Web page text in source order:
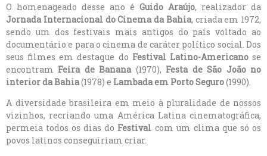
O homenageado desse ano é Guido Araújo, realizador da
Jornada Internacional do Cinema da Bahia, criada em 1972,
sendo um dos festivais mais antigos do país voltado ao
documentário e para o cinema de caráter político social. Dos
seus filmes em destaque do Festival Latino-Americanose
encontram Feira de Banana(1970), Festa de São João no
interior da Bahia(1978) e Lambada em Porto Seguro(1990).
A diversidade brasileira em meio à pluralidade de nossos
vizinhos, recriando uma América Latina cinematográfica,
permeia todos os dias do Festival com um clima que só os
povos latinos conseguiriam criar.